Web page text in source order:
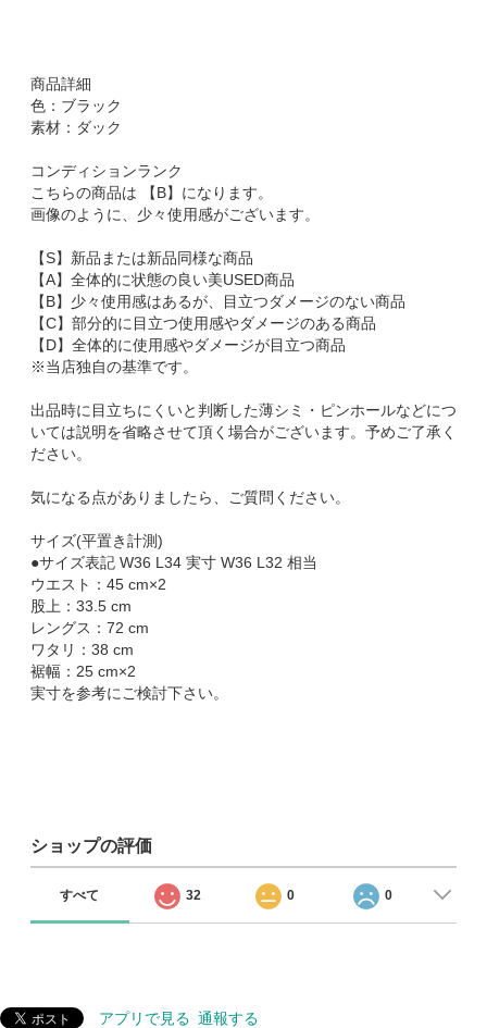
商品詳細
色：ブラック
素材：ダック
コンディションランク
こちらの商品は 【B】になります。
画像のように、少々使用感がございます。
【S】新品または新品同様な商品
【A】全体的に状態の良い美USED商品
【B】少々使用感はあるが、目立つダメージのない商品
【C】部分的に目立つ使用感やダメージのある商品
【D】全体的に使用感やダメージが目立つ商品
※当店独自の基準です。
出品時に目立ちにくいと判断した薄シミ・ピンホールなどにつ
いては説明を省略させて頂く場合がございます。予めご了承く
ださい。
気になる点がありましたら、ご質問ください。
サイズ(平置き計測)
●サイズ表記 W36 L34 実寸 W36 L32 相当
ウエスト：45 cm×2
股上：33.5 cm
レングス：72 cm
ワタリ：38 cm
裾幅：25 cm×2
実寸を参考にご検討下さい。
ショップの評価
すべて 32 0 0
アプリで見る 通報する